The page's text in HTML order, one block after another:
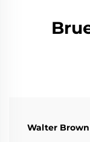
Walter Brown